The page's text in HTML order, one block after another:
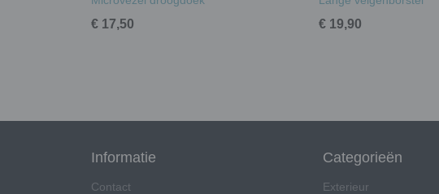
€ 17,50 € 19,90
Informatie
Contact
Categorieën
Exterieur